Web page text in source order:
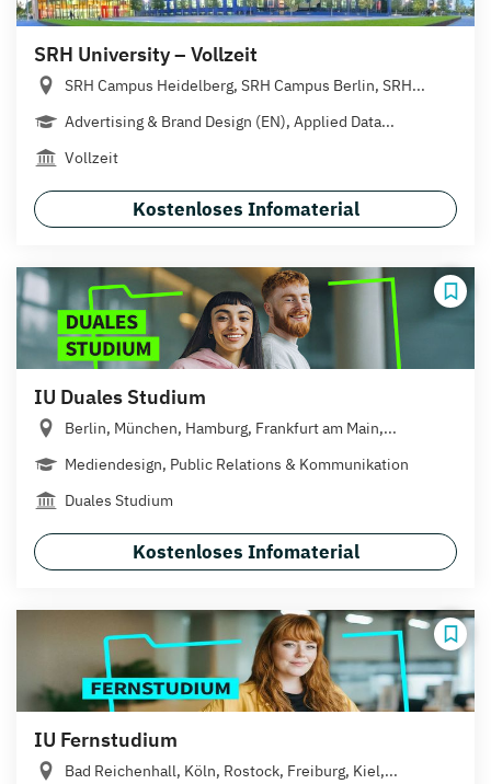
SRH University – Vollzeit
SRH Campus Heidelberg, SRH Campus Berlin, SRH...
Advertising & Brand Design (EN), Applied Data...
Vollzeit
Kostenloses Infomaterial
IU Duales Studium
Berlin, München, Hamburg, Frankfurt am Main,...
Mediendesign, Public Relations & Kommunikation
Duales Studium
Kostenloses Infomaterial
IU Fernstudium
Bad Reichenhall, Köln, Rostock, Freiburg, Kiel,...